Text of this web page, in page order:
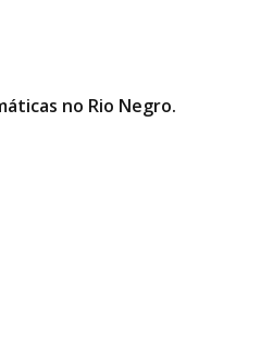
no Rio Negro.